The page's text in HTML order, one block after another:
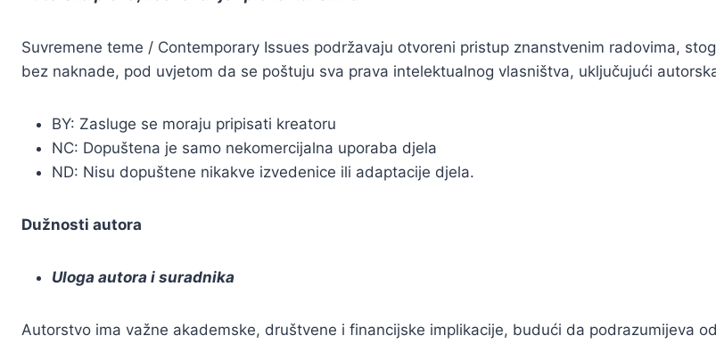
Suvremene teme / Contemporary Issues podržavaju otvoreni pristup znanstvenim radovima,
bez naknade, pod uvjetom da se poštuju sva prava intelektualnog vlasništva, uključujući
BY: Zasluge se moraju pripisati kreatoru
NC: Dopuštena je samo nekomercijalna uporaba djela
ND: Nisu dopuštene nikakve izvedenice ili adaptacije djela.
Dužnosti autora
Uloga autora i suradnika
Autorstvo ima važne akademske, društvene i financijske implikacije, budući da podrazumijeva